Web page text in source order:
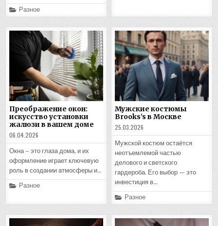
Posted
in
Разное
Преображение окон:
искусство установки
жалюзи в вашем доме
06.04.2026
Окна – это глаза дома, и их
оформление играет ключевую
роль в создании атмосферы и…
Posted
Разное
Мужские костюмы
Brooks’s в Москве
25.03.2026
Мужской костюм остаётся
неотъемлемой частью
делового и светского
гардероба. Его выбор — это
инвестиция в…
Posted
in
Разное